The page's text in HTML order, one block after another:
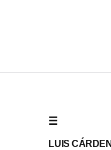
LUIS